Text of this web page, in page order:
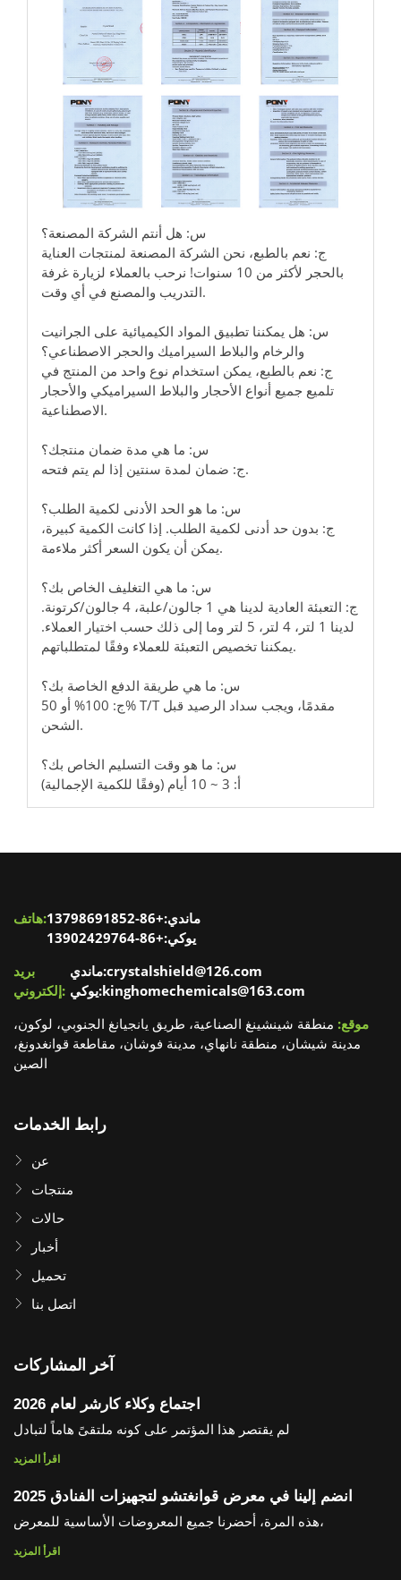
س: هل أنتم الشركة المصنعة؟
ج: نعم بالطبع، نحن الشركة المصنعة لمنتجات العناية
بالحجر لأكثر من 10 سنوات! نرحب بالعملاء لزيارة غرفة
التدريب والمصنع في أي وقت.
س: هل يمكننا تطبيق المواد الكيميائية على الجرانيت
والرخام والبلاط السيراميك والحجر الاصطناعي؟
ج: نعم بالطبع، يمكن استخدام نوع واحد من المنتج في
تلميع جميع أنواع الأحجار والبلاط السيراميكي والأحجار
الاصطناعية.
س: ما هي مدة ضمان منتجك؟
ج: ضمان لمدة سنتين إذا لم يتم فتحه.
س: ما هو الحد الأدنى لكمية الطلب؟
ج: بدون حد أدنى لكمية الطلب. إذا كانت الكمية كبيرة،
يمكن أن يكون السعر أكثر ملاءمة.
س: ما هي التغليف الخاص بك؟
ج: التعبئة العادية لدينا هي 1 جالون/علبة، 4 جالون/كرتونة.
لدينا 1 لتر، 4 لتر، 5 لتر وما إلى ذلك حسب اختيار العملاء.
يمكننا تخصيص التعبئة للعملاء وفقًا لمتطلباتهم.
س: ما هي طريقة الدفع الخاصة بك؟
ج: 100% أو 50% T/T مقدمًا، ويجب سداد الرصيد قبل
الشحن.
س: ما هو وقت التسليم الخاص بك؟
أ: 3 ~ 10 أيام (وفقًا للكمية الإجمالية)
هاتف:
ماندي:+86-13798691852
يوكي:+86-13902429764
بريد
إلكتروني:
ماندي:crystalshield@126.com
يوكي:kinghomechemicals@163.com
موقع: منطقة شينشينغ الصناعية، طريق يانجيانغ الجنوبي، لوكون،
مدينة شيشان، منطقة نانهاي، مدينة فوشان، مقاطعة قوانغدونغ،
الصين
رابط الخدمات
عن
منتجات
حالات
أخبار
تحميل
اتصل بنا
آخر المشاركات
اجتماع وكلاء كارشر لعام 2026
لم يقتصر هذا المؤتمر على كونه ملتقىً هاماً لتبادل
اقرأ المزيد
انضم إلينا في معرض قوانغتشو لتجهيزات الفنادق 2025
هذه المرة، أحضرنا جميع المعروضات الأساسية للمعرض،
اقرأ المزيد